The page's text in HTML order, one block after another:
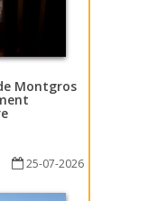
Montgros
25-07-2026